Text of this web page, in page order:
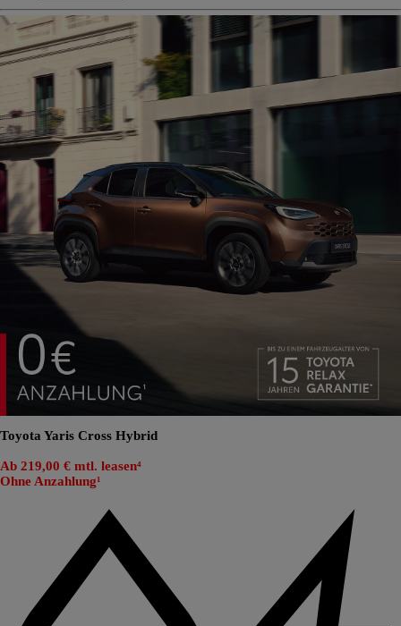
Toyota Yaris Cross Hybrid
Ab 219,00 € mtl. leasen⁴
Ohne Anzahlung¹